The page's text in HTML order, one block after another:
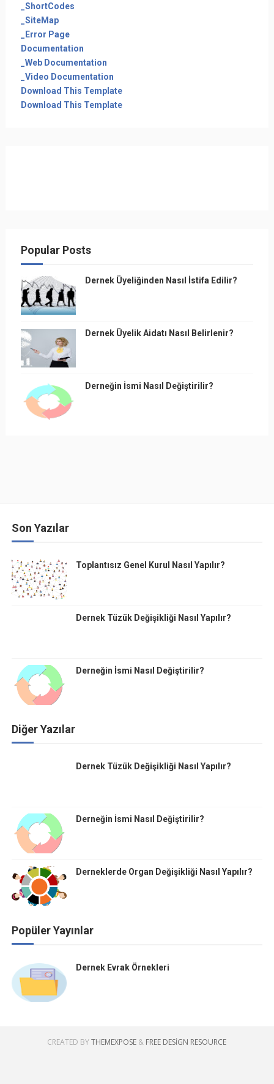
_ShortCodes
_SiteMap
_Error Page
Documentation
_Web Documentation
_Video Documentation
Download This Template
Download This Template
Popular Posts
Dernek Üyeliğinden Nasıl İstifa Edilir?
Dernek Üyelik Aidatı Nasıl Belirlenir?
Derneğin İsmi Nasıl Değiştirilir?
Son Yazılar
Toplantısız Genel Kurul Nasıl Yapılır?
Dernek Tüzük Değişikliği Nasıl Yapılır?
Derneğin İsmi Nasıl Değiştirilir?
Diğer Yazılar
Dernek Tüzük Değişikliği Nasıl Yapılır?
Derneğin İsmi Nasıl Değiştirilir?
Derneklerde Organ Değişikliği Nasıl Yapılır?
Popüler Yayınlar
Dernek Evrak Örnekleri
CREATED BYTHEMEXPOSE & FREE DESIGN RESOURCE